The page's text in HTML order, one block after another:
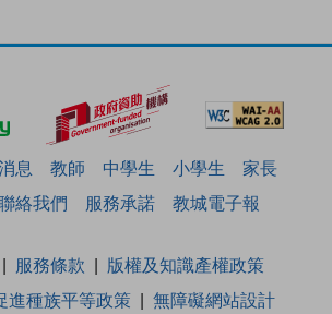
息 教師 中學生 小學生
家長
絡我們 服務承諾 教城電子報
服務條款
版權及知識產權政策
進種族平等政策 無障礙網站設計